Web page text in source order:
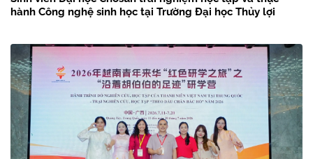
hành Công nghệ sinh học tại Trường Đại học Thủy lợi